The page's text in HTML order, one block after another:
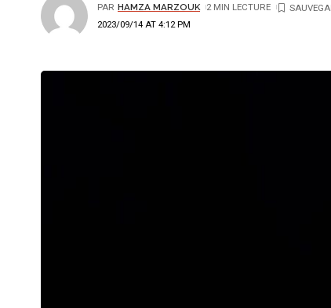
2023/09/14 AT 4:12 PM
PAR HAMZA MARZOUK 2 MIN LECTURE